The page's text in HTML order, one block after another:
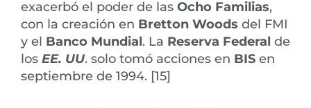
exacerbó el poder de las Ocho Familias,
con la creación en Bretton Woods del FMI
y el Banco Mundial. La Reserva Federal de
los EE. UU. solo tomó acciones en BIS en
septiembre de 1994. [15]